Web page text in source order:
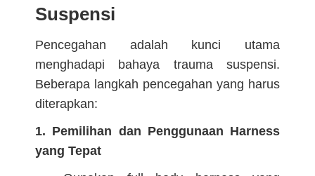
Suspensi
Pencegahan adalah kunci utama
menghadapi bahaya trauma suspensi.
Beberapa langkah pencegahan yang harus
diterapkan:
1. Pemilihan dan Penggunaan Harness
yang Tepat